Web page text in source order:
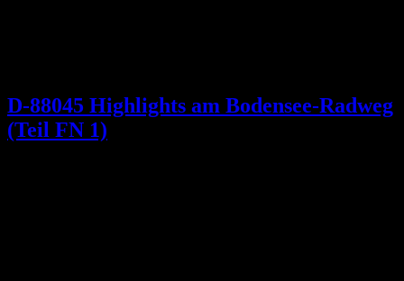
D-88045 Highlights am Bodensee-Radweg
(Teil FN 1)